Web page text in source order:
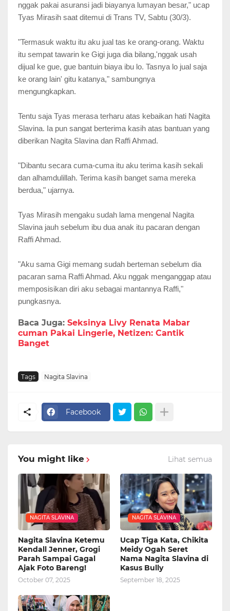
nggak pakai asuransi jadi biayanya lumayan besar," ucap
Tyas Mirasih saat ditemui di Trans TV, Sabtu (30/3).
"Termasuk waktu itu aku jual tas ke orang-orang. Waktu
itu sempat tawarin ke Gigi juga dia bilang,'nggak usah
dijual ke gue, gue bantuin biaya ibu lo. Tasnya lo jual saja
ke orang lain' gitu katanya," sambungnya
mengungkapkan.
Tentu saja Tyas merasa terharu atas kebaikan hati Nagita
Slavina. Ia pun sangat berterima kasih atas bantuan yang
diberikan Nagita Slavina dan Raffi Ahmad.
"Dibantu secara cuma-cuma itu aku terima kasih sekali
dan alhamdulillah. Terima kasih banget sama mereka
berdua," ujarnya.
Tyas Mirasih mengaku sudah lama mengenal Nagita
Slavina jauh sebelum ibu dua anak itu pacaran dengan
Raffi Ahmad.
"Aku sama Gigi memang sudah berteman sebelum dia
pacaran sama Raffi Ahmad. Aku nggak menganggap atau
memposisikan diri aku sebagai mantannya Raffi,"
pungkasnya.
Baca Juga: Seksinya Livy Renata Mabar
cuman Pakai Lingerie, Netizen: Cantik
Banget
Tags Nagita Slavina
Facebook
You might like Lihat semua
NAGITA SLAVINA
Nagita Slavina Ketemu
Kendall Jenner, Grogi
Parah Sampai Gagal
Ajak Foto Bareng!
October 07, 2025
NAGITA SLAVINA
Ucap Tiga Kata, Chikita
Meidy Ogah Seret
Nama Nagita Slavina di
Kasus Bully
September 18, 2025